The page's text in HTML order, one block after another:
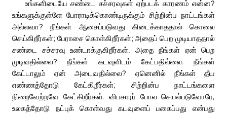
உங்களிடையே சண்டை சச்சரவுகள் ஏற்படக் காரணம் என்ன?
உங்களுக்குள்ளே போராடிக்கொண்டிருக்கும் சிற்றின்ப நாட்டங்கள்
அல்லவா? நீங்கள் ஆசைப்படுவது கிடைக்காததால் கொலை
செய்கிறீர்கள்; பேராசை கொள்கிறீர்கள்; அதைப் பெற முடியாததால்
சண்டை சச்சரவு உண்டாக்குகிறீர்கள். அதை நீங்கள் ஏன் பெற
முடிவதில்லை? நீங்கள் கடவுளிடம் கேட்பதில்லை. நீங்கள்
கேட்டாலும் ஏன் அடைவதில்லை? ஏனெனில் நீங்கள் தீய
எண்ணத்தோடு கேட்கிறீர்கள்; சிற்றின்ப நாட்டங்களை
நிறைவேற்றவே கேட்கிறீர்கள். விபசாரர் போல செயல்படுவோரே,
உலகத்தோடு நட்புக் கொள்வது கடவுளைப் பகைப்பது என்பது